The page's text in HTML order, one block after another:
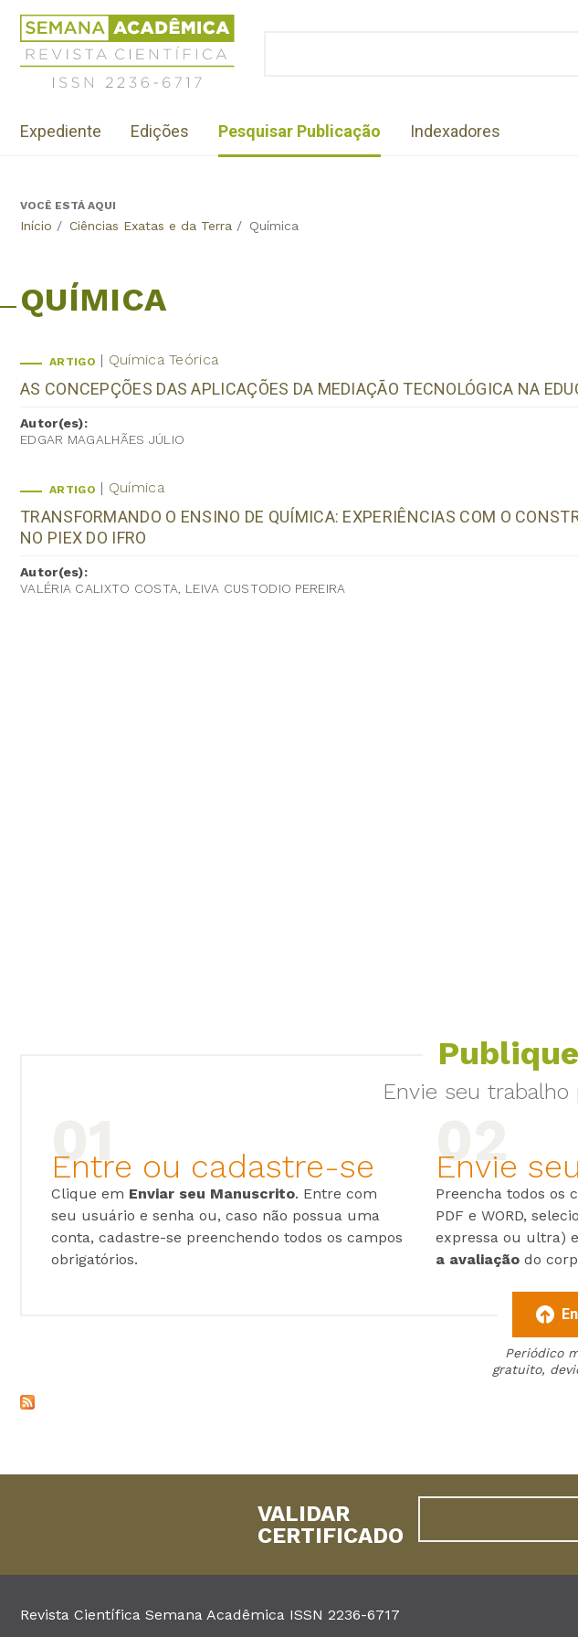
Jump
navigation
Revista
Científica
Semana
Acadêmica
2236-
Menu
institutional
Expediente Edições Pesquisar Publicação Indexadores
BackVOCÊ ESTÁ AQUI
Início / Ciências Exatas e da Terra / Química
QUÍMICA
ARTIGO Química Teórica
AS CONCEPÇÕES DAS APLICAÇÕES DA MEDIAÇÃO TECNOLÓGICA NA
Autor(es):
EDGAR MAGALHÃES JÚLIO
ARTIGO Química
TRANSFORMANDO O ENSINO DE QUÍMICA: EXPERIÊNCIAS COM O
NO PIEX DO IFRO
Autor(es):
VALÉRIA CALIXTO COSTA, LEIVA CUSTODIO PEREIRA
Envie seu
Entre ou cadastre-se
Clique em Enviar seu Manuscrito. Entre com
seu usuário e senha ou, caso não possua uma
conta, cadastre-se preenchendo todos os campos
obrigatórios.
Envie
Preencha todos os
PDF e WORD,
expressa ou ultra) e
a avaliação do
Periódico
gratuito,
VALIDAR
CERTIFICADO
Revista Científica Semana Acadêmica ISSN 2236-6717